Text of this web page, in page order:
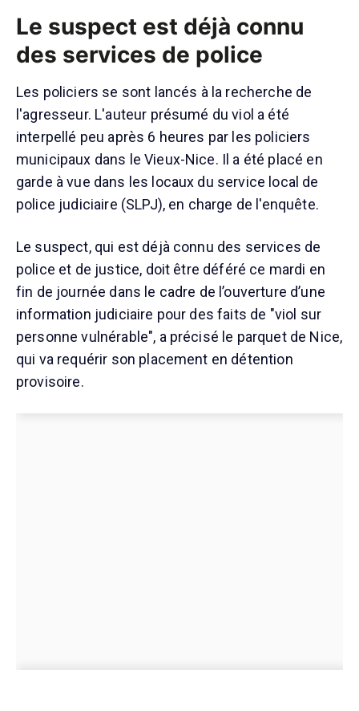
Le suspect est déjà connu
des services de police
Les policiers se sont lancés à la recherche de
l'agresseur. L'auteur présumé du viol a été
interpellé peu après 6 heures par les policiers
municipaux dans le Vieux-Nice. Il a été placé en
garde à vue dans les locaux du service local de
police judiciaire (SLPJ), en charge de l'enquête.
Le suspect, qui est déjà connu des services de
police et de justice, doit être déféré ce mardi en
fin de journée dans le cadre de l’ouverture d’une
information judiciaire pour des faits de "viol sur
personne vulnérable", a précisé le parquet de Nice,
qui va requérir son placement en détention
provisoire.